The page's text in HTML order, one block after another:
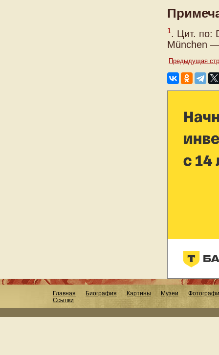
1
. Цит.
München
Предыдущая
Главная Биография Картины Музеи
Ссылки